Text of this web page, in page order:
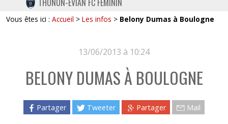
TWITTERTHONON-EVIAN FC FÉMININ
Vous êtes ici : Accueil > Les infos > Belony Dumas à Boulogne
13/06/2013 à 10:24
BELONY DUMAS À BOULOGNE
Partager Tweeter Partager Mail